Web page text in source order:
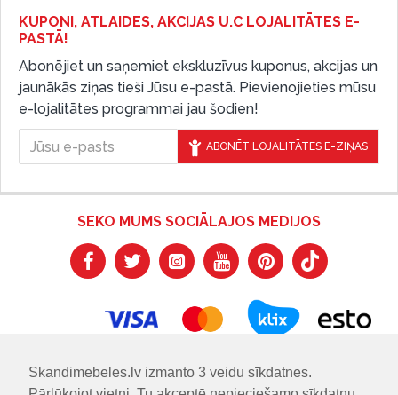
Skandimebeles.lv izmanto 3 veidu sīkdatnes.
KUPONI, ATLAIDES, AKCIJAS U.C LOJALITĀTES E-
PASTĀ!
Abonējiet un saņemiet ekskluzīvus kuponus, akcijas un
jaunākās ziņas tieši Jūsu e-pastā. Pievienojieties mūsu
e-lojalitātes programmai jau šodien!
ABONĒT LOJALITĀTES E-ZIŅAS
SEKO MUMS SOCIĀLAJOS MEDIJOS